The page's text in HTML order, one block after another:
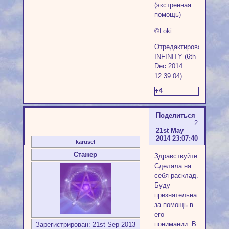
(экстренная
помощь)
©Loki
Отредактировано
INFINITY (6th
Dec 2014
12:39:04)
+4
Поделиться
2
21st May
2014 23:07:40
karusel
Стажер
Зарегистрирован: 21st Sep 2013
Здравствуйте.
Сделала на
себя расклад.
Буду
признательна
за помощь в
его
понимании. В